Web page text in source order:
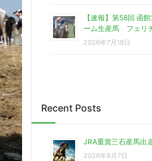
【速報】第58回 函
ーム生産馬 フェリ
2026年7月19日
Recent Posts
JRA重賞三石産馬出
2026年8月7日